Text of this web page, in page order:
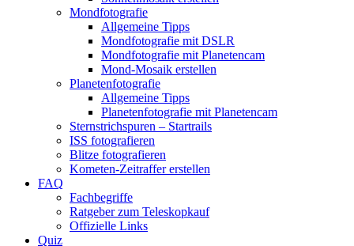
Mondfotografie
Allgemeine Tipps
Mondfotografie mit DSLR
Mondfotografie mit Planetencam
Mond-Mosaik erstellen
Planetenfotografie
Allgemeine Tipps
Planetenfotografie mit Planetencam
Sternstrichspuren – Startrails
ISS fotografieren
Blitze fotografieren
Kometen-Zeitraffer erstellen
FAQ
Fachbegriffe
Ratgeber zum Teleskopkauf
Offizielle Links
Quiz